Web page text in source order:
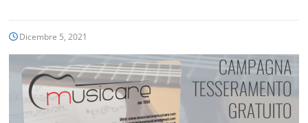
Dicembre 5, 2021